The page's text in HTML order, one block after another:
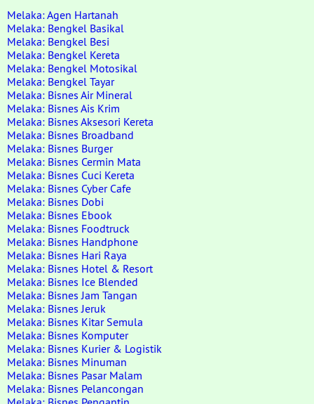
Melaka: Agen Hartanah
Melaka: Bengkel Basikal
Melaka: Bengkel Besi
Melaka: Bengkel Kereta
Melaka: Bengkel Motosikal
Melaka: Bengkel Tayar
Melaka: Bisnes Air Mineral
Melaka: Bisnes Ais Krim
Melaka: Bisnes Aksesori Kereta
Melaka: Bisnes Broadband
Melaka: Bisnes Burger
Melaka: Bisnes Cermin Mata
Melaka: Bisnes Cuci Kereta
Melaka: Bisnes Cyber Cafe
Melaka: Bisnes Dobi
Melaka: Bisnes Ebook
Melaka: Bisnes Foodtruck
Melaka: Bisnes Handphone
Melaka: Bisnes Hari Raya
Melaka: Bisnes Hotel & Resort
Melaka: Bisnes Ice Blended
Melaka: Bisnes Jam Tangan
Melaka: Bisnes Jeruk
Melaka: Bisnes Kitar Semula
Melaka: Bisnes Komputer
Melaka: Bisnes Kurier & Logistik
Melaka: Bisnes Minuman
Melaka: Bisnes Pasar Malam
Melaka: Bisnes Pelancongan